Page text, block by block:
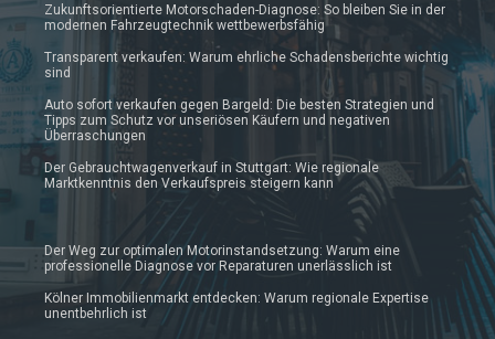
Zukunftsorientierte Motorschaden-Diagnose: So bleiben Sie in der
modernen Fahrzeugtechnik wettbewerbsfähig
Transparent verkaufen: Warum ehrliche Schadensberichte wichtig
sind
Auto sofort verkaufen gegen Bargeld: Die besten Strategien und
Tipps zum Schutz vor unseriösen Käufern und negativen
Überraschungen
Der Gebrauchtwagenverkauf in Stuttgart: Wie regionale
Marktkenntnis den Verkaufspreis steigern kann
Der Weg zur optimalen Motorinstandsetzung: Warum eine
professionelle Diagnose vor Reparaturen unerlässlich ist
Kölner Immobilienmarkt entdecken: Warum regionale Expertise
unentbehrlich ist